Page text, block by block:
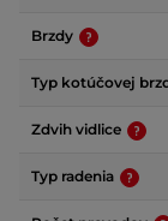
Brzdy
Typ kotúčovej
Zdvih vidlice
Typ radenia